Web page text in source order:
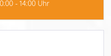
- 14:00 Uhr